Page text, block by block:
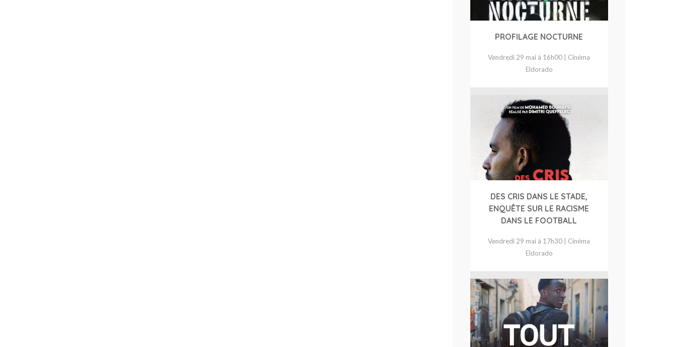
PROFILAGE NOCTURNE
Vendredi 29 mai à 16h00 | Cinéma
Eldorado
DES CRIS DANS LE STADE,
ENQUÊTE SUR LE RACISME
DANS LE FOOTBALL
Vendredi 29 mai à 17h30 | Cinéma
Eldorado